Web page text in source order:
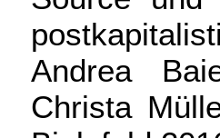
Andrea
Christa